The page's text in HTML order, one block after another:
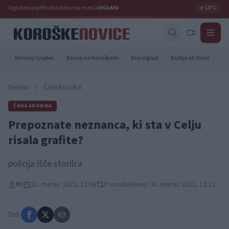
OglaševanjeProsta delovna mestaOGLASI ☀️14°C
Slovenj Gradec Ravne na Koroškem Dravograd Radlje ob Dravi
Domov / Črna kronika
ČRNA KRONIKA
Prepoznate neznanca, ki sta v Celju
risala grafite?
policija išče storilca
M. 31. marec 2022, 12:06 Posodobljeno: 31. marec 2022, 12:11
Deli: